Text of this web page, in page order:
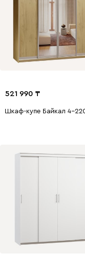
521 990
Шкаф-купе Байкал 4-